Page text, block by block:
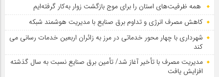
همه ظرفیت‌های استان را برای موج بازگشت زوار به‌کار گرفته‌ایم
کاهش مصرف انرژی و تداوم برق صنایع با مدیریت هوشمند شبکه
شهرداری با چهار محور خدماتی در مرز به زائران اربعین خدمات رسانی می
کند
مدیریت مصرف با تأخیر آغاز شد/ تأمین برق صنایع نسبت به سال گذشته
افزایش یافت